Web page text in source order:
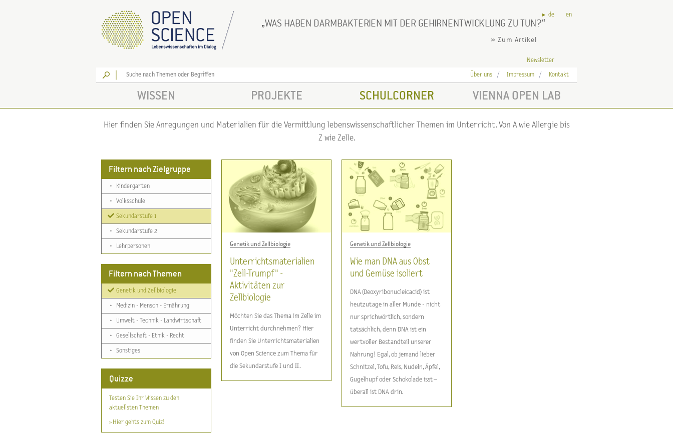
WAS HABEN DARMBAKTERIEN MIT DER GEHIRNENTWICKLUNG ZU TUN?
» Zum Artikel
de en
Newsletter
Los
Über uns Impressum Kontakt
WISSEN PROJEKTE SCHULCORNER VIENNA OPEN LAB
Hier finden Sie Anregungen und Materialien für die Vermittlung lebenswissenschaftlicher Themen im Unterricht. Von A wie Allergie bis
Z wie Zelle.
Filtern nach Zielgruppe
• Kindergarten
• Volksschule
Sekundarstufe 1
• Sekundarstufe 2
• Lehrpersonen
Filtern nach Themen
Genetik und Zellbiologie
• Medizin - Mensch - Ernährung
• Umwelt - Technik - Landwirtschaft
• Gesellschaft - Ethik - Recht
• Sonstiges
Quizze
Testen Sie Ihr Wissen zu den
aktuellsten Themen
» Hier gehts zum Quiz!
Genetik und Zellbiologie
Unterrichtsmaterialien
"Zell-Trumpf" -
Aktivitäten zur
Zellbiologie
Möchten Sie das Thema im Zelle im
Unterricht durchnehmen? Hier
finden Sie Unterrichtsmaterialien
von Open Science zum Thema für
die Sekundarstufe I und II.
Genetik und Zellbiologie
Wie man DNA aus Obst
und Gemüse isoliert
DNA (Deoxyribonucleicacid) ist
heutzutage in aller Munde - nicht
nur sprichwörtlich, sondern
tatsächlich, denn DNA ist ein
wertvoller Bestandteil unserer
Nahrung! Egal, ob jemand lieber
Schnitzel, Tofu, Reis, Nudeln, Äpfel,
Gugelhupf oder Schokolade isst –
überall ist DNA drin.